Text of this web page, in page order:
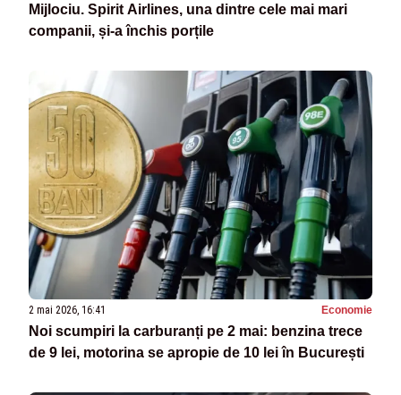
Mijlociu. Spirit Airlines, una dintre cele mai mari
companii, și-a închis porțile
2 mai 2026, 16:41 Economie
Noi scumpiri la carburanți pe 2 mai: benzina trece
de 9 lei, motorina se apropie de 10 lei în București